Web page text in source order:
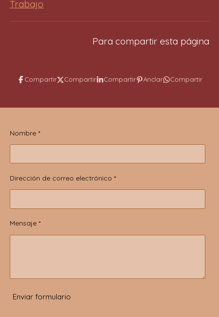
Trabajo
Para compartir esta página
Compartir Compartir Compartir Anclar Compartir
Nombre *
Dirección de correo electrónico *
Mensaje *
Enviar formulario